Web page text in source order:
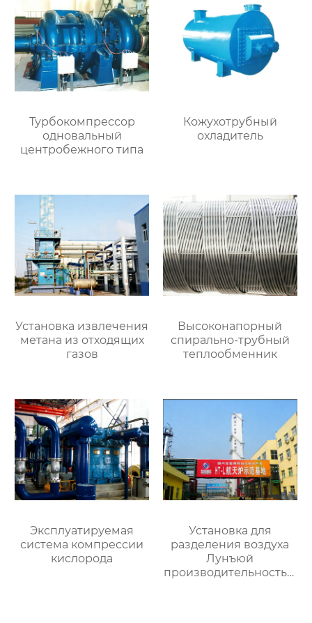
Турбокомпрессор
одновальный
центробежного типа
Кожухотрубный
охладитель
Установка извлечения
метана из отходящих
газов
Высоконапорный
спирально-трубный
теплообменник
Эксплуатируемая
система компрессии
кислорода
Установка для
разделения воздуха
Лунъюй
производительностью